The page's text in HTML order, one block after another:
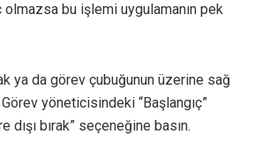
bu işlemi uygulamanın pek
ya da görev çubuğunun üzerine sağ
yöneticisindeki “Başlangıç”
bırak” seçeneğine basın.